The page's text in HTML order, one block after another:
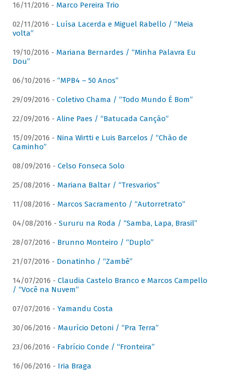
16/11/2016 - Marco Pereira Trio
02/11/2016 - Luísa Lacerda e Miguel Rabello / “Meia
volta”
19/10/2016 - Mariana Bernardes / “Minha Palavra Eu
Dou”
06/10/2016 - “MPB4 – 50 Anos”
29/09/2016 - Coletivo Chama / “Todo Mundo É Bom”
22/09/2016 - Aline Paes / “Batucada Canção”
15/09/2016 - Nina Wirtti e Luis Barcelos / “Chão de
Caminho”
08/09/2016 - Celso Fonseca Solo
25/08/2016 - Mariana Baltar / “Tresvarios”
11/08/2016 - Marcos Sacramento / “Autorretrato”
04/08/2016 - Sururu na Roda / “Samba, Lapa, Brasil”
28/07/2016 - Brunno Monteiro / “Duplo”
21/07/2016 - Donatinho / “Zambê”
14/07/2016 - Claudia Castelo Branco e Marcos Campello
/ “Você na Nuvem”
07/07/2016 - Yamandu Costa
30/06/2016 - Maurício Detoni / “Pra Terra”
23/06/2016 - Fabrício Conde / “Fronteira”
16/06/2016 - Iria Braga